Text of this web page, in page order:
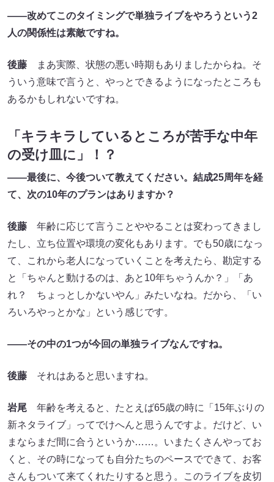
――改めてこのタイミングで単独ライブをやろうという2
人の関係性は素敵ですね。
後藤 まあ実際、状態の悪い時期もありましたからね。そ
ういう意味で言うと、やっとできるようになったところも
あるかもしれないですね。
「キラキラしているところが苦手な中年
の受け皿に」！？
――最後に、今後ついて教えてください。結成25周年を経
て、次の10年のプランはありますか？
後藤 年齢に応じて言うことややることは変わってきまし
たし、立ち位置や環境の変化もあります。でも50歳になっ
て、これから老人になっていくことを考えたら、勘定する
と「ちゃんと動けるのは、あと10年ちゃうんか？」「あ
れ？ ちょっとしかないやん」みたいなね。だから、「い
ろいろやっとかな」という感じです。
――その中の1つが今回の単独ライブなんですね。
後藤 それはあると思いますね。
岩尾 年齢を考えると、たとえば65歳の時に「15年ぶりの
新ネタライブ」ってでけへんと思うんですよ。だけど、い
まならまだ間に合うというか……。いまたくさんやってお
くと、その時になっても自分たちのペースでできて、お客
さんもついて来てくれたりすると思う。このライブを皮切